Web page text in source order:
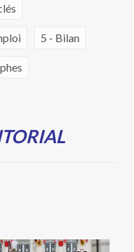
5 - Bilan